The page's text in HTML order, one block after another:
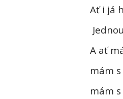
Ať i já
A ať
mám
mám